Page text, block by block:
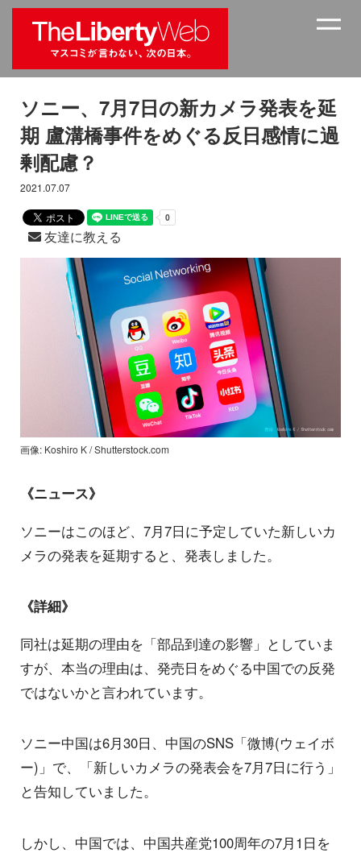
ソニー、7月7日の新カメラ発表を延
期 盧溝橋事件をめぐる反日感情に過
剰配慮？
2021.07.07
友達に教える
画像: Koshiro K / Shutterstock.com
《ニュース》
ソニーはこのほど、7月7日に予定していた新しいカ
メラの発表を延期すると、発表しました。
《詳細》
同社は延期の理由を「部品到達の影響」としていま
すが、本当の理由は、発売日をめぐる中国での反発
ではないかと言われています。
ソニー中国は6月30日、中国のSNS「微博(ウェイボ
ー)」で、「新しいカメラの発表会を7月7日に行う」
と告知していました。
しかし、中国では、中国共産党100周年の7月1日を